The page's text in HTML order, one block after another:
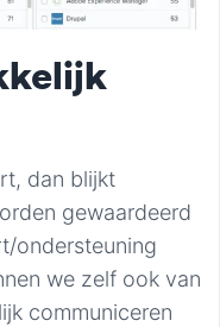
dan blijkt
gewaardeerd
ondersteuning
we zelf ook van
communiceren